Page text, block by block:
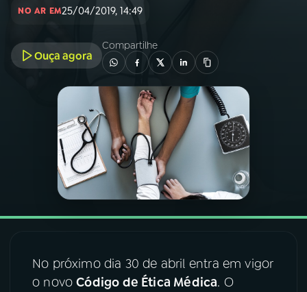
PROGRAMAS
PODCASTS
06VIDEOCASTS
07 ÚLTIMAS
NO AR EM25/04/2019, 14:49
Ouça agora
Compartilhe
No próximo dia 30 de abril entra em vigor
o novoCódigo de Ética Médica. O